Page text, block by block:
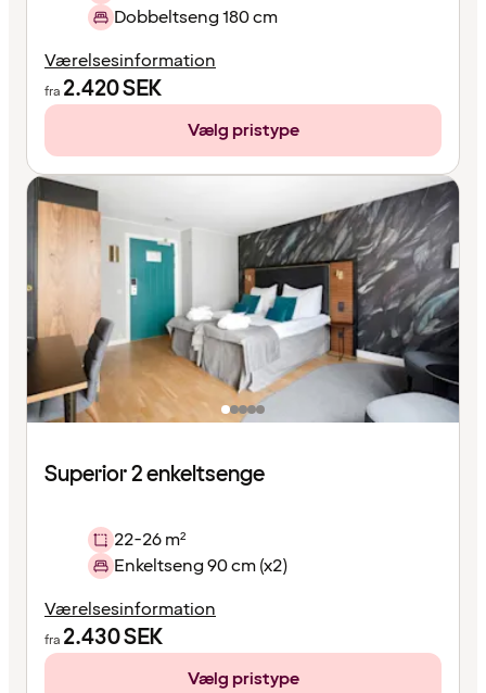
Dobbeltseng 180 cm
Værelsesinformation
fra 2.420SEK
Vælg pristype
Superior 2 enkeltsenge
22-26 m²
Enkeltseng 90 cm (x2)
Værelsesinformation
fra 2.430SEK
Vælg pristype